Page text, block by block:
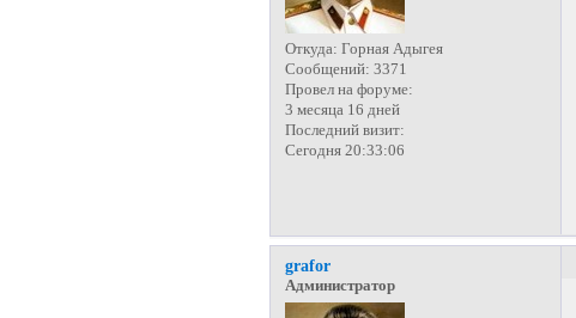
Откуда: Горная Адыгея
Сообщений: 3371
Провел на форуме:
3 месяца 16 дней
Последний визит:
Сегодня 20:33:06
grafor
Администратор